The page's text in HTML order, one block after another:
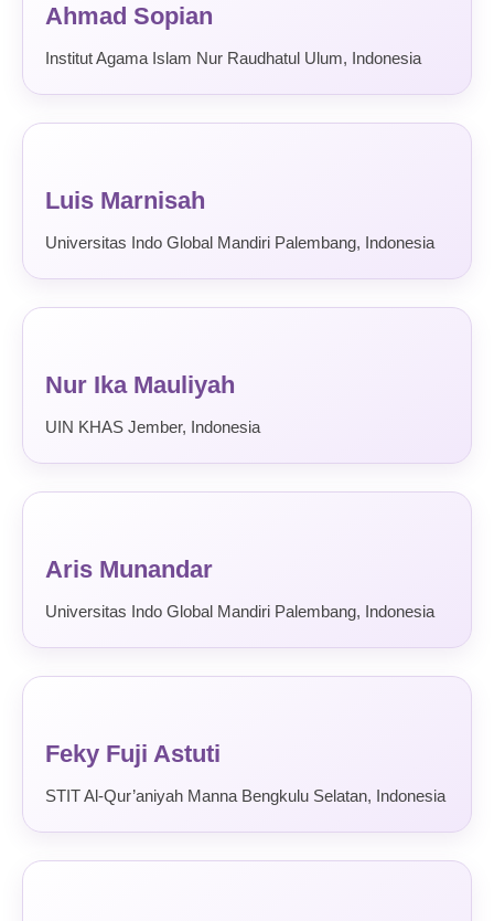
Ahmad Sopian
Institut Agama Islam Nur Raudhatul Ulum, Indonesia
Luis Marnisah
Universitas Indo Global Mandiri Palembang, Indonesia
Nur Ika Mauliyah
UIN KHAS Jember, Indonesia
Aris Munandar
Universitas Indo Global Mandiri Palembang, Indonesia
Feky Fuji Astuti
STIT Al-Qur’aniyah Manna Bengkulu Selatan, Indonesia